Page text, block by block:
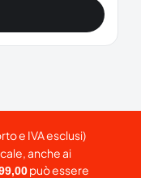
e IVA esclusi)
anche ai
può essere